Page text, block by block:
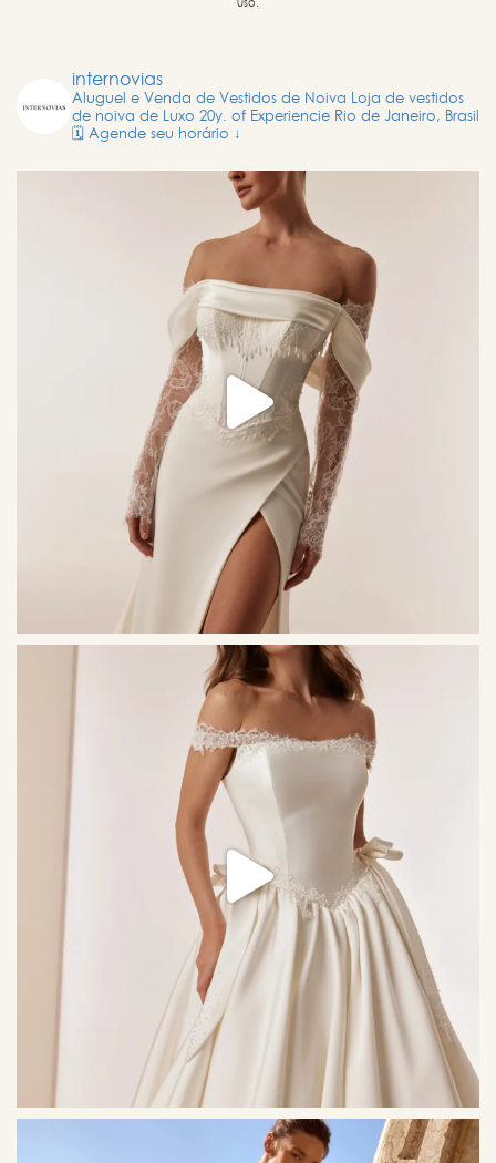
uso.
internovias
Aluguel e Venda de Vestidos de Noiva Loja de vestidos
de noiva de Luxo 20y. of Experiencie Rio de Janeiro, Brasil
🗓️ Agende seu horário ↓